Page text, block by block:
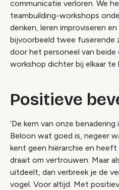
communicatie verloren. We
teambuilding-workshops
denken, leren improviseren
bijvoorbeeld twee fuserende
door het personeel van beide
workshop dichter bij elkaar te
Positieve
‘De kern van onze
Beloon wat goed is, negeer
kent geen hiërarchie en
draait om vertrouwen. Maar
uitdeelt, dan verbreek je de
vogel. Voor altijd. Met